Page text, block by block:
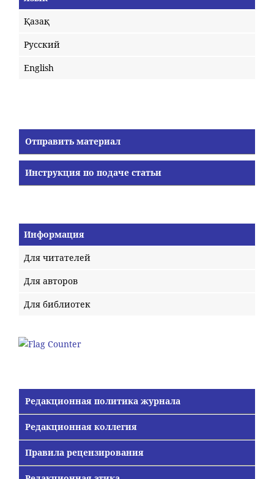
Қазақ
Русский
English
Отправить материал
Инструкция по подаче статьи
Информация
Для читателей
Для авторов
Для библиотек
Редакционная политика журнала
Редакционная коллегия
Правила рецензирования